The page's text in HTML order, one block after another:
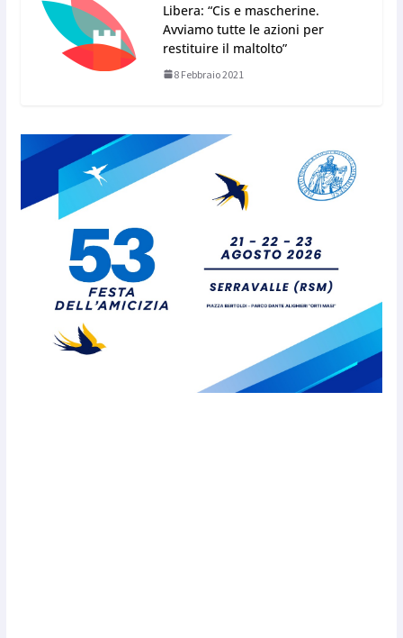
Libera: “Cis e mascherine.
Avviamo tutte le azioni per
restituire il maltolto”
8 Febbraio 2021